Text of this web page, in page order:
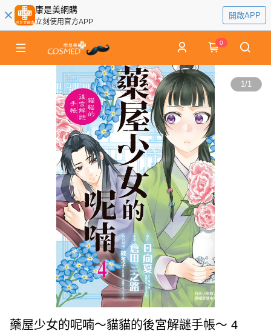
康是美網購
立刻使用官方APP
開啟APP
0
1/1
藥屋少女的呢喃～貓貓的後宮解謎手帳～ 4